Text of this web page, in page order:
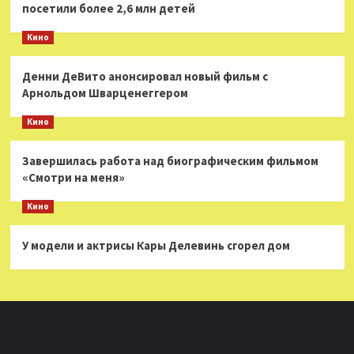
посетили более 2,6 млн детей
Кино
Денни ДеВито анонсировал новый фильм с
Арнольдом Шварценеггером
Кино
Завершилась работа над биографическим фильмом
«Смотри на меня»
Кино
У модели и актрисы Кары Делевинь сгорел дом